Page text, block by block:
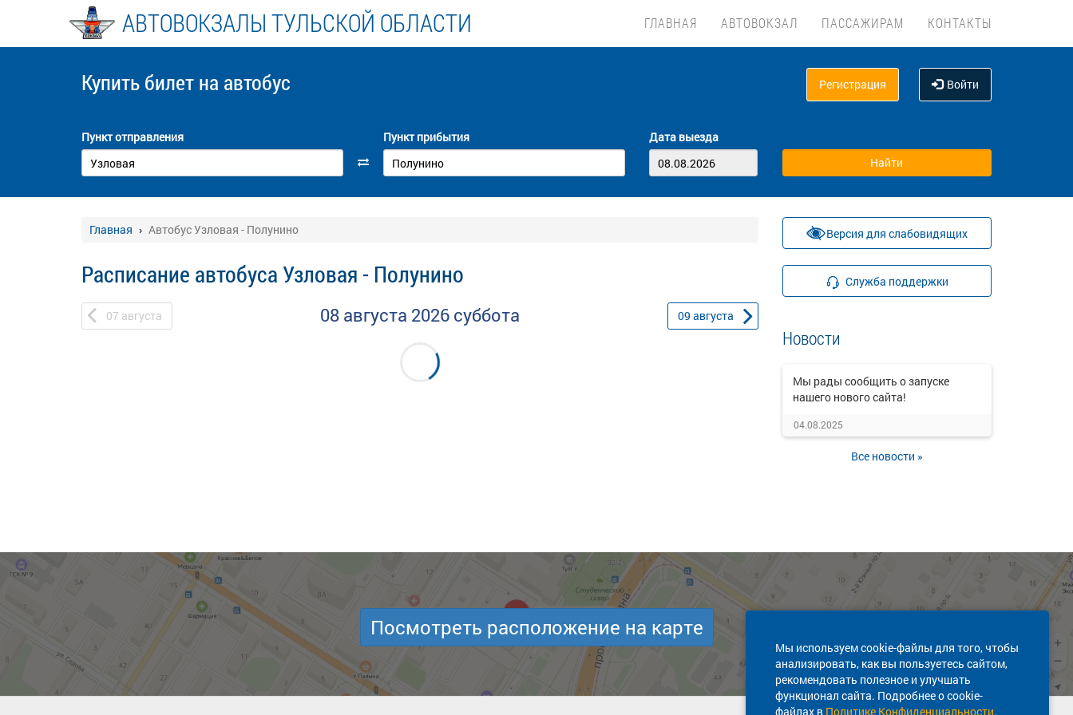
АВТОВОКЗАЛЫ ТУЛЬСКОЙ ОБЛАСТИ ГЛАВНАЯ АВТОВОКЗАЛ ПАССАЖИРАМ КОНТАКТЫ
Купить билет на автобус Регистрация Войти
Пункт отправления Пункт прибытия Дата выезда
Главная Автобус Узловая - Полунино
Расписание автобуса Узловая - Полунино
07 августа 08 августа 2026 суббота 09 августа
Версия для слабовидящих
Служба поддержки
Новости
Мы рады сообщить о запуске
нашего нового сайта!
04.08.2025
Все новости »
Мы используем cookie-файлы для того, чтобы
анализировать, как вы пользуетесь сайтом,
рекомендовать полезное и улучшать
функционал сайта. Подробнее о cookie-
файлах в Политике Конфиденциальности.
Посмотреть расположение на карте